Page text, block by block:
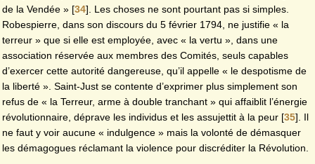
de la Vendée » [34] . Les choses ne sont pourtant pas si simples.
Robespierre, dans son discours du 5 février 1794, ne justifie « la
terreur » que si elle est employée, avec « la vertu », dans une
association réservée aux membres des Comités, seuls capables
d’exercer cette autorité dangereuse, qu’il appelle « le despotisme de
la liberté ». Saint-Just se contente d’exprimer plus simplement son
refus de « la Terreur, arme à double tranchant » qui affaiblit l’énergie
révolutionnaire, déprave les individus et les assujettit à la peur [35] . Il
ne faut y voir aucune « indulgence » mais la volonté de démasquer
les démagogues réclamant la violence pour discréditer la Révolution.